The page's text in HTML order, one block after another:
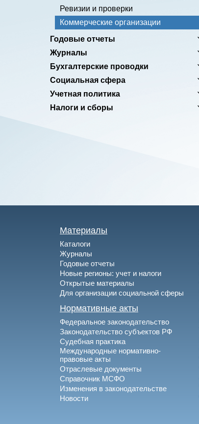
Ревизии и проверки
Коммерческие организации
Годовые отчеты
Журналы
Бухгалтерские проводки
Социальная сфера
Учетная политика
Налоги и сборы
Материалы
Каталоги
Журналы
Годовые отчеты
Новые регионы: учет и налоги
Открытые материалы
Для организации социальной сферы
Нормативные акты
Федеральное законодательство
Законодательство субъектов РФ
Судебная практика
Международные нормативно-
правовые акты
Отраслевые документы
Справочник МСФО
Изменения в законодательстве
Новости